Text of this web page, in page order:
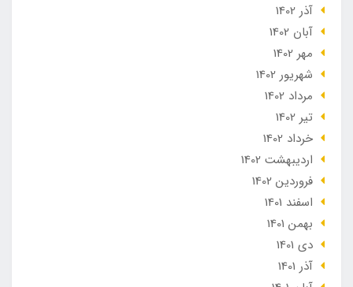
آذر 1402
آبان 1402
مهر 1402
شهریور 1402
مرداد 1402
تير 1402
خرداد 1402
ارديبهشت 1402
فروردین 1402
اسفند 1401
بهمن 1401
دی 1401
آذر 1401